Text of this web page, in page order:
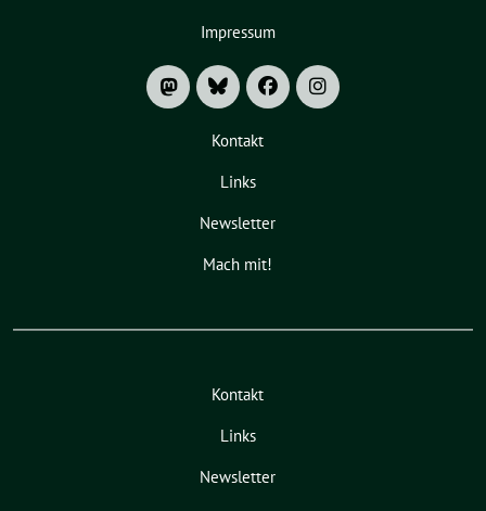
Impressum
Kontakt
Links
Newsletter
Mach mit!
Kontakt
Links
Newsletter